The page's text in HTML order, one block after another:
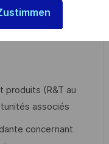
produits (R&T au
associés
concernant